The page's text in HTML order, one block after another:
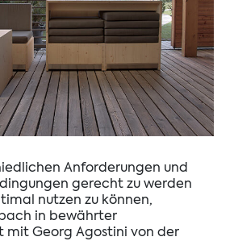
Anforderungen und
gerecht zu werden
nutzen zu können,
in bewährter
mit Georg Agostini von der